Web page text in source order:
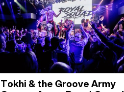
Tokhi & the Groove Army